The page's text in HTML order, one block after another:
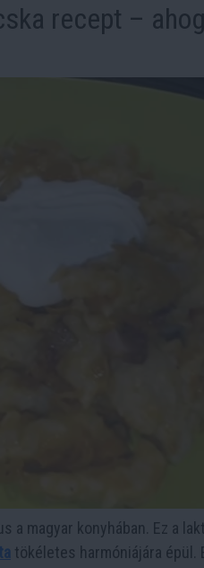
recept –
a magyar konyhában. Ez a
tökéletes harmóniájára épül.